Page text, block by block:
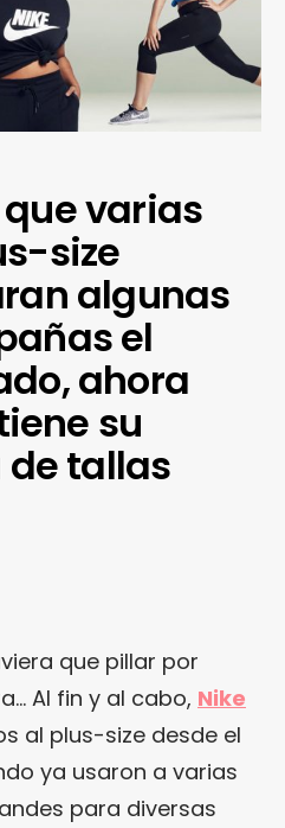
varias
size
algunas
el
ahora
su
tallas
que pillar por
Al fin y al cabo, Nike
al plus-size desde el
ya usaron a varias
para diversas